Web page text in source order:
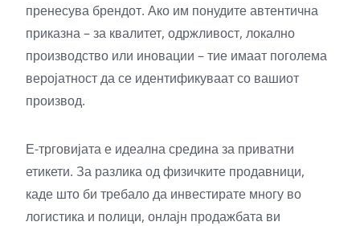
пренесува брендот. Ако им понудите автентична
приказна – за квалитет, одржливост, локално
производство или иновации – тие имаат поголема
веројатност да се идентификуваат со вашиот
производ.
Е-трговијата е идеална средина за приватни
етикети. За разлика од физичките продавници,
каде што би требало да инвестирате многу во
логистика и полици, онлајн продажбата ви